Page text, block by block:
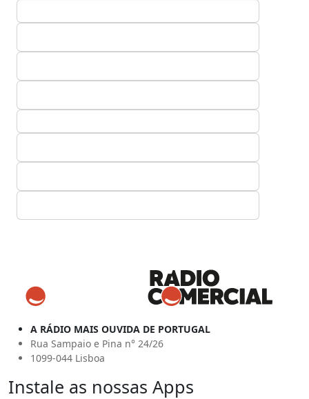
A RÁDIO MAIS OUVIDA DE PORTUGAL
Rua Sampaio e Pina n° 24/26
1099-044 Lisboa
Instale as nossas Apps